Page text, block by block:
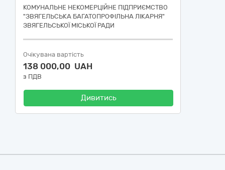
КОМУНАЛЬНЕ НЕКОМЕРЦІЙНЕ ПІДПРИЄМСТВО
"ЗВЯГЕЛЬСЬКА БАГАТОПРОФІЛЬНА ЛІКАРНЯ"
ЗВЯГЕЛЬСЬКОЇ МІСЬКОЇ РАДИ
Очікувана вартість
138 000,00 UAH
з ПДВ
Дивитись